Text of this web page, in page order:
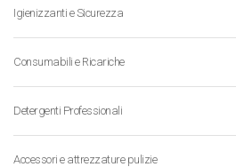
Igienizzanti e Sicurezza
Consumabili e Ricariche
Detergenti Professionali
Accessori e attrezzature pulizie